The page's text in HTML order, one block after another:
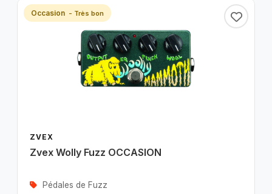
Occasion - Très bon
ZVEX
Zvex Wolly Fuzz OCCASION
Pédales de Fuzz